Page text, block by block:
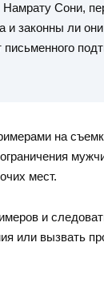
Сони,
и законны ли
на
мест.
и
или вызвать